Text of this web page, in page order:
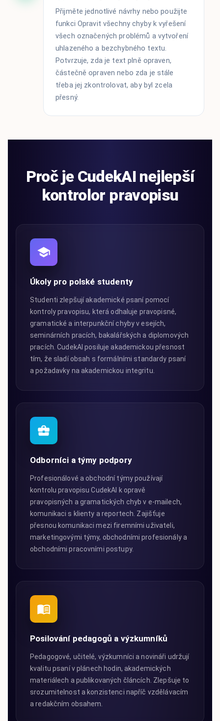
Přijměte jednotlivé návrhy nebo použijte
funkci Opravit všechny chyby k vyřešení
všech označených problémů a vytvoření
uhlazeného a bezchybného textu.
Potvrzuje, zda je text plně opraven,
částečně opraven nebo zda je stále
třeba jej zkontrolovat, aby byl zcela
přesný.
Proč je CudekAI nejlepší
kontrolor pravopisu
Úkoly pro polské studenty
Studenti zlepšují akademické psaní pomocí
kontroly pravopisu, která odhaluje pravopisné,
gramatické a interpunkční chyby v esejích,
seminárních pracích, bakalářských a diplomových
pracích. CudekAI posiluje akademickou přesnost
tím, že sladí obsah s formálními standardy psaní
a požadavky na akademickou integritu.
Odborníci a týmy podpory
Profesionálové a obchodní týmy používají
kontrolu pravopisu CudekAI k opravě
pravopisných a gramatických chyb v e-mailech,
komunikaci s klienty a reportech. Zajišťuje
přesnou komunikaci mezi firemními uživateli,
marketingovými týmy, obchodními profesionály a
obchodními pracovními postupy.
Posilování pedagogů a výzkumníků
Pedagogové, učitelé, výzkumníci a novináři udržují
kvalitu psaní v plánech hodin, akademických
materiálech a publikovaných článcích. Zlepšuje to
srozumitelnost a konzistenci napříč vzdělávacím
a redakčním obsahem.